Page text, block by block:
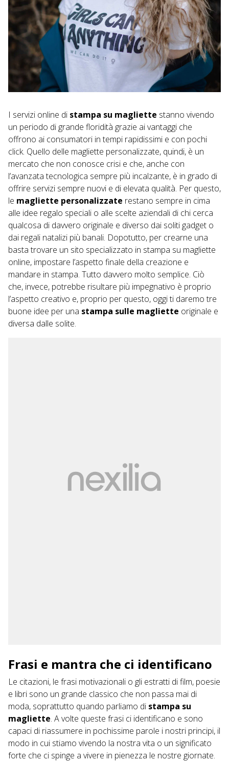
I servizi online di stampa su magliette stanno vivendo
un periodo di grande floridità grazie ai vantaggi che
offrono ai consumatori in tempi rapidissimi e con pochi
click. Quello delle magliette personalizzate, quindi, è un
mercato che non conosce crisi e che, anche con
l’avanzata tecnologica sempre più incalzante, è in grado di
offrire servizi sempre nuovi e di elevata qualità. Per questo,
le magliette personalizzate restano sempre in cima
alle idee regalo speciali o alle scelte aziendali di chi cerca
qualcosa di davvero originale e diverso dai soliti gadget o
dai regali natalizi più banali. Dopotutto, per crearne una
basta trovare un sito specializzato in stampa su magliette
online, impostare l’aspetto finale della creazione e
mandare in stampa. Tutto davvero molto semplice. Ciò
che, invece, potrebbe risultare più impegnativo è proprio
l’aspetto creativo e, proprio per questo, oggi ti daremo tre
buone idee per una stampa sulle magliette originale e
diversa dalle solite.
Frasi e mantra che ci identificano
Le citazioni, le frasi motivazionali o gli estratti di film, poesie
e libri sono un grande classico che non passa mai di
moda, soprattutto quando parliamo di stampa su
magliette. A volte queste frasi ci identificano e sono
capaci di riassumere in pochissime parole i nostri principi, il
modo in cui stiamo vivendo la nostra vita o un significato
forte che ci spinge a vivere in pienezza le nostre giornate.